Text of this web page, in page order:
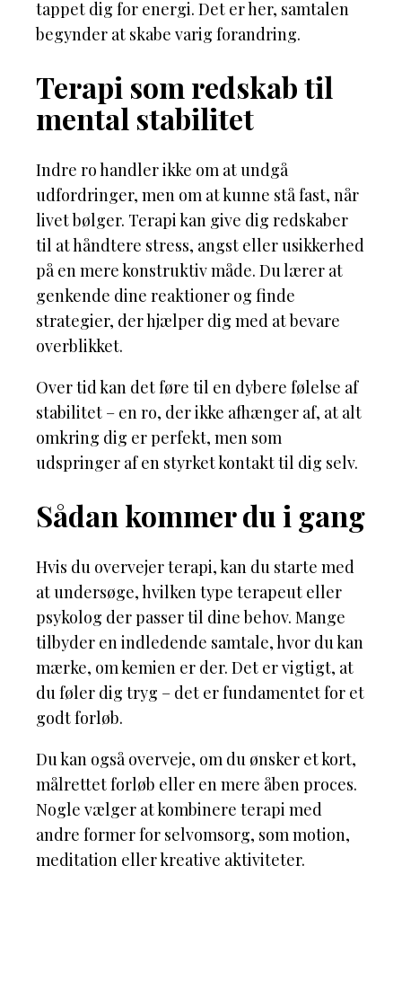
tappet dig for energi. Det er her, samtalen
begynder at skabe varig forandring.
Terapi som redskab til
mental stabilitet
Indre ro handler ikke om at undgå
udfordringer, men om at kunne stå fast, når
livet bølger. Terapi kan give dig redskaber
til at håndtere stress, angst eller usikkerhed
på en mere konstruktiv måde. Du lærer at
genkende dine reaktioner og finde
strategier, der hjælper dig med at bevare
overblikket.
Over tid kan det føre til en dybere følelse af
stabilitet – en ro, der ikke afhænger af, at alt
omkring dig er perfekt, men som
udspringer af en styrket kontakt til dig selv.
Sådan kommer du i gang
Hvis du overvejer terapi, kan du starte med
at undersøge, hvilken type terapeut eller
psykolog der passer til dine behov. Mange
tilbyder en indledende samtale, hvor du kan
mærke, om kemien er der. Det er vigtigt, at
du føler dig tryg – det er fundamentet for et
godt forløb.
Du kan også overveje, om du ønsker et kort,
målrettet forløb eller en mere åben proces.
Nogle vælger at kombinere terapi med
andre former for selvomsorg, som motion,
meditation eller kreative aktiviteter.